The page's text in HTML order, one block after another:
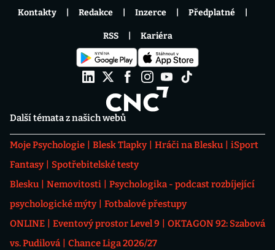
Další témata z našich webů
Moje Psychologie Blesk Tlapky Hráči na Blesku
iSport
Fantasy
Spotřebitelské testy
Blesku
Nemovitosti
Psychologika - podcast rozbíjející
psychologické mýty
Fotbalové přestupy
ONLINE
Eventový prostor Level 9
OKTAGON 92: Szabová
vs. Pudilová
Chance Liga 2026/27
Kontakty Redakce Inzerce Předplatné
RSS Kariéra